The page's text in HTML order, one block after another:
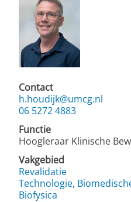
Contact
h.houdijk@umcg.nl
06 5272 4883
Functie
Hoogleraar Klinische
Vakgebied
Revalidatie
Technologie,
Biofysica